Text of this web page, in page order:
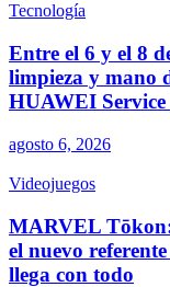
Tecnología
Entre el 6 y el 8
limpieza y mano
HUAWEI
agosto 6, 2026
Videojuegos
MARVEL
el nuevo
llega con todo